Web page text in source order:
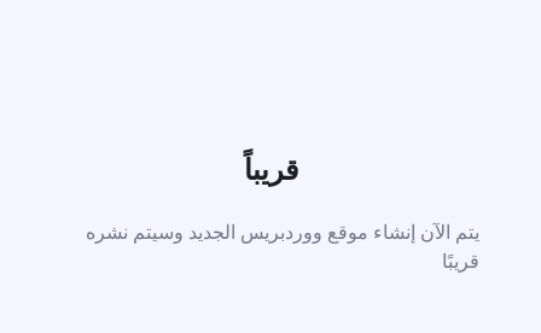
قريباً
يتم الآن إنشاء موقع ووردبريس الجديد وسيتم نشره
قريبًا